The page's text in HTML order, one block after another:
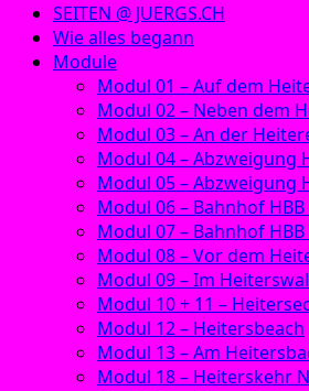
SEITEN @ JUERGS.CH
Wie alles begann
Module
Modul 01 – Auf dem
Modul 02 – Neben dem
Modul 03 – An der
Modul 04 – Abzweigung
Modul 05 – Abzweigung
Modul 06 – Bahnhof
Modul 07 – Bahnhof
Modul 08 – Vor dem
Modul 09 – Im
Modul 10 + 11 –
Modul 12 – Heitersbeach
Modul 13 – Am
Modul 18 – Heiterskehr